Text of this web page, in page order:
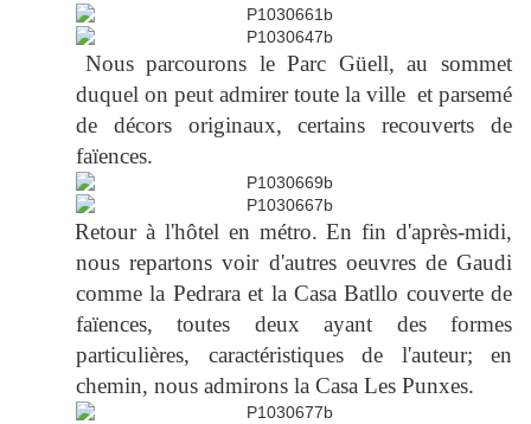
Nous parcourons le Parc Güell, au sommet
duquel on peut admirer toute la ville et parsemé
de décors originaux, certains recouverts de
faïences.
Retour à l'hôtel en métro. En fin d'après-midi,
nous repartons voir d'autres oeuvres de Gaudi
comme la Pedrara et la Casa Batllo couverte de
faïences, toutes deux ayant des formes
particulières, caractéristiques de l'auteur; en
chemin, nous admirons la Casa Les Punxes.